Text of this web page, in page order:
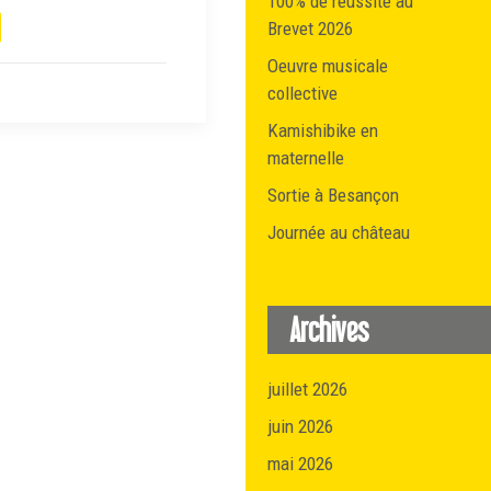
Brevet 2026
Oeuvre musicale
collective
Kamishibike en
maternelle
Sortie à Besançon
Journée au château
Archives
juillet 2026
juin 2026
mai 2026